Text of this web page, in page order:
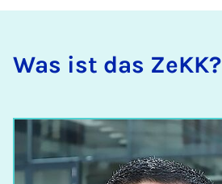
Was ist das ZeKK?